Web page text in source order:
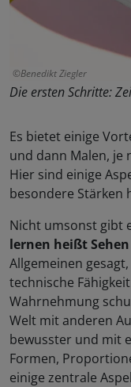
Benedikt Ziegler
Die ersten Schritte:
Es bietet einige
und dann Malen, je
Hier sind einige
besondere Stärken
Nicht umsonst gibt
lernen heißt
Allgemeinen
technische
Wahrnehmung
Welt mit anderen
bewusster und mit
Formen,
einige zentrale